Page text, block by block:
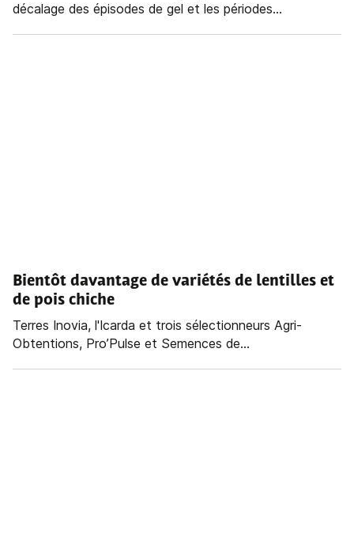
décalage des épisodes de gel et les périodes...
Bientôt davantage de variétés de lentilles et
de pois chiche
Terres Inovia, l'Icarda et trois sélectionneurs Agri-
Obtentions, Pro’Pulse et Semences de...